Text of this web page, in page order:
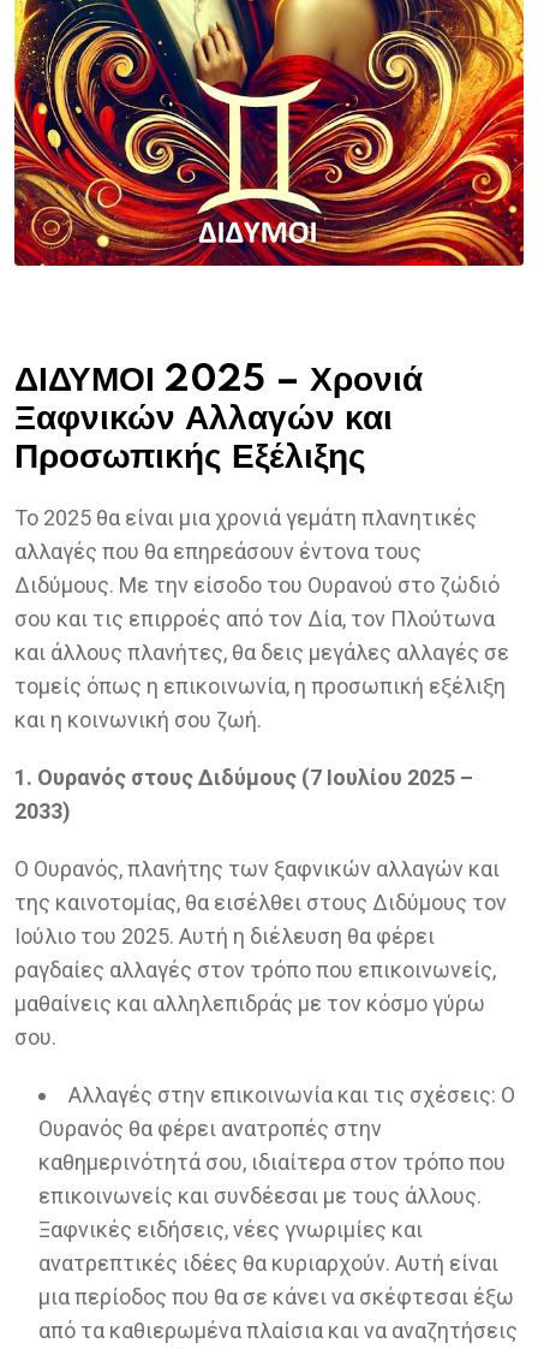
ΔΙΔΥΜΟΙ 2025 – Χρονιά
Ξαφνικών Αλλαγών και
Προσωπικής Εξέλιξης
Το 2025 θα είναι μια χρονιά γεμάτη πλανητικές
αλλαγές που θα επηρεάσουν έντονα τους
Διδύμους. Με την είσοδο του Ουρανού στο ζώδιό
σου και τις επιρροές από τον Δία, τον Πλούτωνα
και άλλους πλανήτες, θα δεις μεγάλες αλλαγές σε
τομείς όπως η επικοινωνία, η προσωπική εξέλιξη
και η κοινωνική σου ζωή.
1. Ουρανός στους Διδύμους (7 Ιουλίου 2025 –
2033)
Ο Ουρανός, πλανήτης των ξαφνικών αλλαγών και
της καινοτομίας, θα εισέλθει στους Διδύμους τον
Ιούλιο του 2025. Αυτή η διέλευση θα φέρει
ραγδαίες αλλαγές στον τρόπο που επικοινωνείς,
μαθαίνεις και αλληλεπιδράς με τον κόσμο γύρω
σου.
Αλλαγές στην επικοινωνία και τις σχέσεις: Ο
Ουρανός θα φέρει ανατροπές στην
καθημερινότητά σου, ιδιαίτερα στον τρόπο που
επικοινωνείς και συνδέεσαι με τους άλλους.
Ξαφνικές ειδήσεις, νέες γνωριμίες και
ανατρεπτικές ιδέες θα κυριαρχούν. Αυτή είναι
μια περίοδος που θα σε κάνει να σκέφτεσαι έξω
από τα καθιερωμένα πλαίσια και να αναζητήσεις